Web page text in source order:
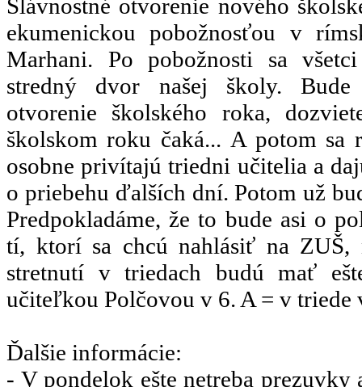
Slávnostné otvorenie nového
ekumenickou pobožnosťou v
Marhani. Po pobožnosti sa
stredný dvor našej školy. Bude
otvorenie školského roka,
školskom roku čaká... A potom sa
osobne privítajú triedni učitelia a
o priebehu ďalších dní. Potom už
Predpokladáme, že to bude asi o
tí, ktorí sa chcú nahlásiť na ZUŠ,
stretnutí v triedach budú mať
učiteľkou Polčovou v 6. A = v triede
Ďalšie informácie:
- V pondelok ešte netreba